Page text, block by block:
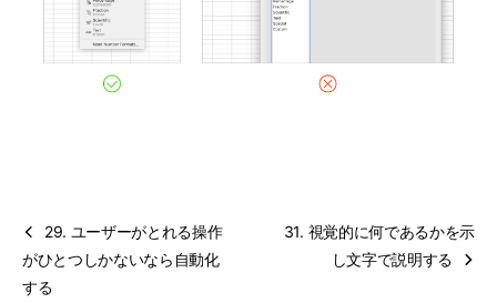
29. ユーザーがとれる操作
がひとつしかないなら自動化
する
31. 視覚的に何であるかを示
し文字で説明する